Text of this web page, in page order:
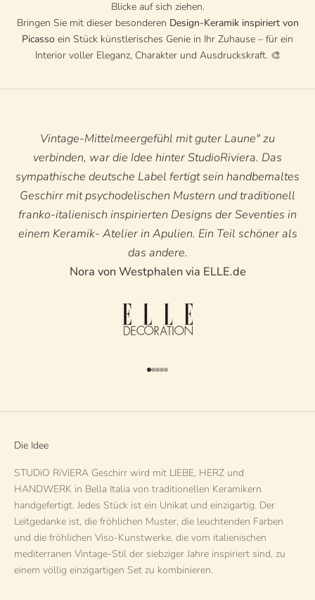
Blicke auf sich ziehen.
Bringen Sie mit dieser besonderen Design-Keramik inspiriert von
Picasso ein Stück künstlerisches Genie in Ihr Zuhause – für ein
Interior voller Eleganz, Charakter und Ausdruckskraft. 🎨
Vintage-Mittelmeergefühl mit guter Laune" zu
verbinden, war die Idee hinter StudioRiviera. Das
sympathische deutsche Label fertigt sein handbemaltes
Geschirr mit psychodelischen Mustern und traditionell
franko-italienisch inspirierten Designs der Seventies in
einem Keramik- Atelier in Apulien. Ein Teil schöner als
das andere.
Nora von Westphalen via ELLE.de
Gehe zu Element 1
Gehe zu Element 2
Gehe zu Element 3
Gehe zu Element 4
Gehe zu Element 5
Die Idee
STUDiO RiViERA Geschirr wird mit LIEBE, HERZ und
HANDWERK in Bella Italia von traditionellen Keramikern
handgefertigt. Jedes Stück ist ein Unikat und einzigartig. Der
Leitgedanke ist, die fröhlichen Muster, die leuchtenden Farben
und die fröhlichen Viso-Kunstwerke, die vom italienischen
mediterranen Vintage-Stil der siebziger Jahre inspiriert sind, zu
einem völlig einzigartigen Set zu kombinieren.